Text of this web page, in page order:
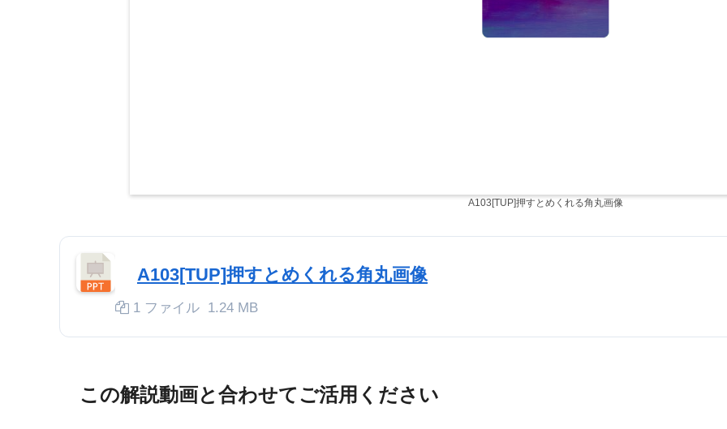
A103[TUP]押すとめくれる角丸画像
A103[TUP]押すとめくれる角丸画像
1 ファイル 1.24 MB
この解説動画と合わせてご活用ください